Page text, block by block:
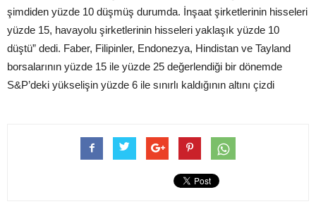
şimdiden yüzde 10 düşmüş durumda. İnşaat şirketlerinin hisseleri
yüzde 15, havayolu şirketlerinin hisseleri yaklaşık yüzde 10
düştü” dedi. Faber, Filipinler, Endonezya, Hindistan ve Tayland
borsalarının yüzde 15 ile yüzde 25 değerlendiği bir dönemde
S&P’deki yükselişin yüzde 6 ile sınırlı kaldığının altını çizdi